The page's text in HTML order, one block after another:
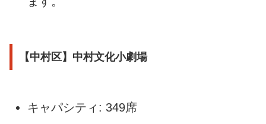
【中村区】中村文化小劇場
キャパシティ: 349席